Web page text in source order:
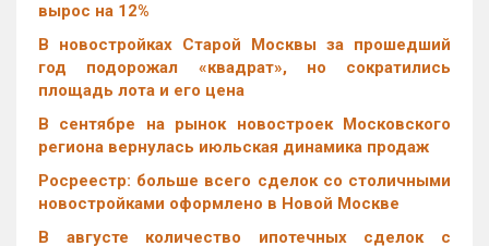
вырос на 12%
В новостройках Старой Москвы за прошедший
год подорожал «квадрат», но сократились
площадь лота и его цена
В сентябре на рынок новостроек Московского
региона вернулась июльская динамика продаж
Росреестр: больше всего сделок со столичными
новостройками оформлено в Новой Москве
В августе количество ипотечных сделок с